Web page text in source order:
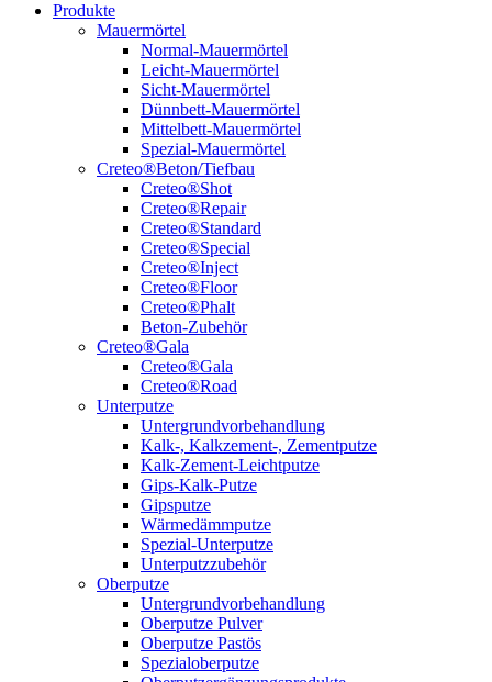
Produkte
Mauermörtel
Normal-Mauermörtel
Leicht-Mauermörtel
Sicht-Mauermörtel
Dünnbett-Mauermörtel
Mittelbett-Mauermörtel
Spezial-Mauermörtel
Creteo®Beton/Tiefbau
Creteo®Shot
Creteo®Repair
Creteo®Standard
Creteo®Special
Creteo®Inject
Creteo®Floor
Creteo®Phalt
Beton-Zubehör
Creteo®Gala
Creteo®Gala
Creteo®Road
Unterputze
Untergrundvorbehandlung
Kalk-, Kalkzement-, Zementputze
Kalk-Zement-Leichtputze
Gips-Kalk-Putze
Gipsputze
Wärmedämmputze
Spezial-Unterputze
Unterputzzubehör
Oberputze
Untergrundvorbehandlung
Oberputze Pulver
Oberputze Pastös
Spezialoberputze